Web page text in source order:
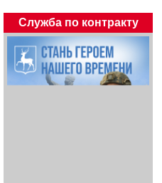
Служба по контракту